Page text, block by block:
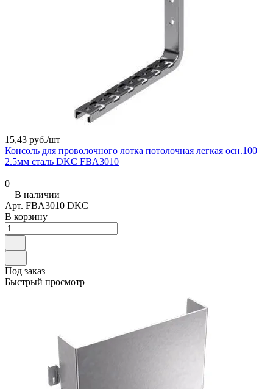
15,43 руб./шт
Консоль для проволочного лотка потолочная легкая осн.100
2.5мм сталь DKC FBA3010
0
В наличии
Арт. FBA3010 DKC
В корзину
Под заказ
Быстрый просмотр